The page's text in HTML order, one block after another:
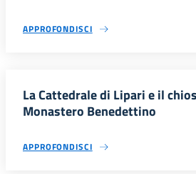
APPROFONDISCI
La Cattedrale di Lipari e il
Monastero Benedettino
APPROFONDISCI